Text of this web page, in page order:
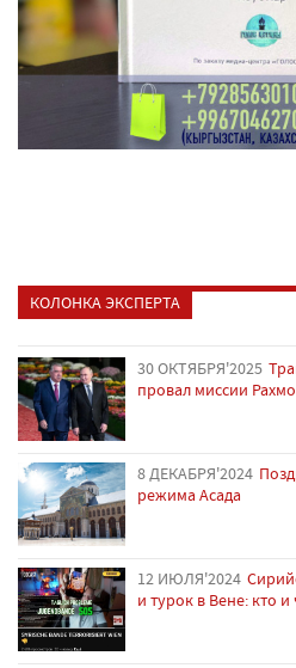
КОЛОНКА ЭКСПЕРТА
30 ОКТЯБРЯ'2025
провал миссии
8 ДЕКАБРЯ'2024
режима Асада
12 ИЮЛЯ'2024
и турок в Вене: кто и